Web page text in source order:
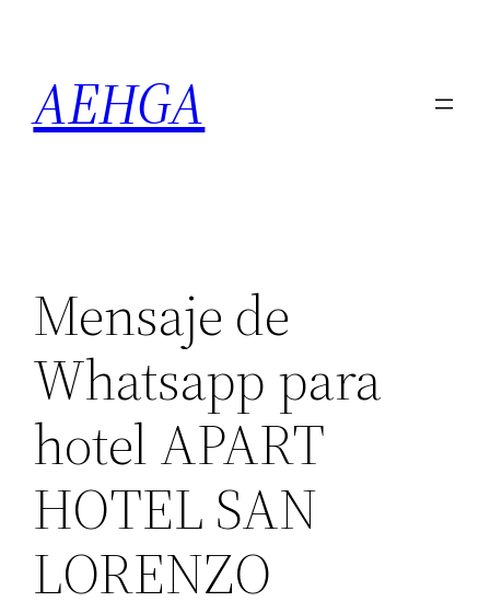
contenido
AEHGA
Mensaje de
Whatsapp para
hotel APART
HOTEL SAN
LORENZO